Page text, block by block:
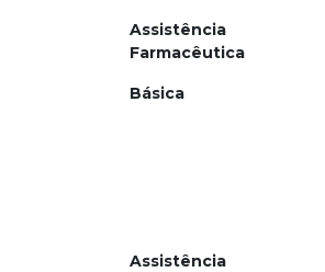
Assistência
Farmacêutica
Básica
Assistência